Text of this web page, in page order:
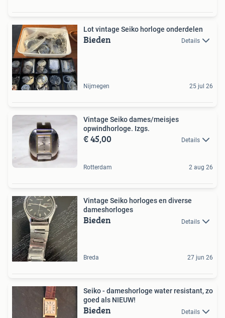
Lot vintage Seiko horloge onderdelen
Bieden Details
Nijmegen 25 jul 26
Vintage Seiko dames/meisjes
opwindhorloge. Izgs.
€ 45,00 Details
Rotterdam 2 aug 26
Vintage Seiko horloges en diverse
dameshorloges
Bieden Details
Breda 27 jun 26
Seiko - dameshorloge water resistant, zo
goed als NIEUW!
Bieden Details